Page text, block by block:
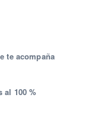
te acompaña
al 100 %